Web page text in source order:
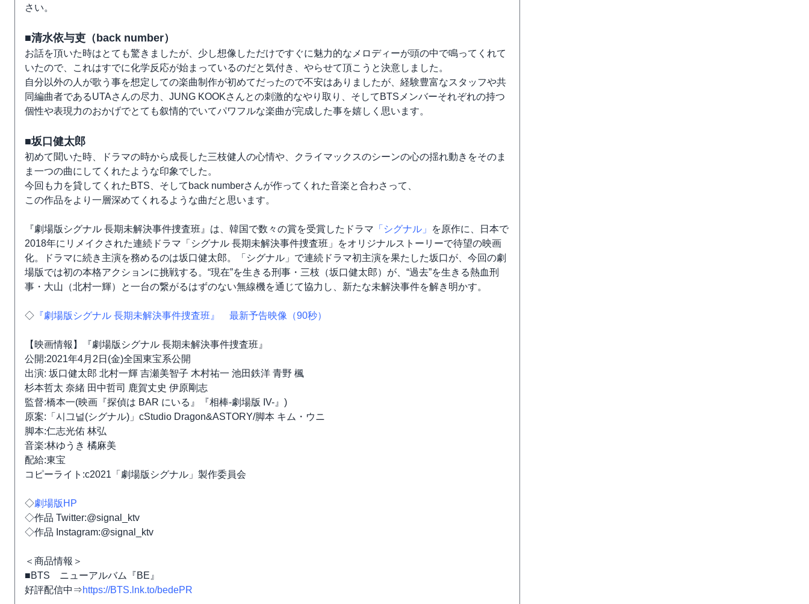
さい。
■清水依与吏（back number）
お話を頂いた時はとても驚きましたが、少し想像しただけですぐに魅力的なメロディーが頭の中で鳴ってくれて
いたので、これはすでに化学反応が始まっているのだと気付き、やらせて頂こうと決意しました。
自分以外の人が歌う事を想定しての楽曲制作が初めてだったので不安はありましたが、経験豊富なスタッフや共
同編曲者であるUTAさんの尽力、JUNG KOOKさんとの刺激的なやり取り、そしてBTSメンバーそれぞれの持つ
個性や表現力のおかげでとても叙情的でいてパワフルな楽曲が完成した事を嬉しく思います。
■坂口健太郎
初めて聞いた時、ドラマの時から成長した三枝健人の心情や、クライマックスのシーンの心の揺れ動きをそのま
ま一つの曲にしてくれたような印象でした。
今回も力を貸してくれたBTS、そしてback numberさんが作ってくれた音楽と合わさって、
この作品をより一層深めてくれるような曲だと思います。
『劇場版シグナル 長期未解決事件捜査班』は、韓国で数々の賞を受賞したドラマ 「シグナル」
を原作に、日本で
2018年にリメイクされた連続ドラマ「シグナル 長期未解決事件捜査班」をオリジナルストーリーで待望の映画
化。ドラマに続き主演を務めるのは坂口健太郎。「シグナル」で連続ドラマ初主演を果たした坂口が、今回の劇
場版では初の本格アクションに挑戦する。“現在”を生きる刑事・三枝（坂口健太郎）が、“過去”を生きる熱血刑
事・大山（北村一輝）と一台の繋がるはずのない無線機を通じて協力し、新たな未解決事件を解き明かす。
◇ 『劇場版シグナル 長期未解決事件捜査班』 最新予告映像（90秒）
【映画情報】『劇場版シグナル 長期未解決事件捜査班』
公開:2021年4月2日(金)全国東宝系公開
出演: 坂口健太郎 北村一輝 吉瀬美智子 木村祐一 池田鉄洋 青野 楓
杉本哲太 奈緒 田中哲司 鹿賀丈史 伊原剛志
監督:橋本一(映画『探偵は BAR にいる』『相棒-劇場版 IV-』)
原案:「시그널(シグナル)」cStudio Dragon&ASTORY/脚本 キム・ウニ
脚本:仁志光佑 林弘
音楽:林ゆうき 橘麻美
配給:東宝
コピーライト:c2021「劇場版シグナル」製作委員会
◇劇場版HP
◇作品 Twitter:@signal_ktv
◇作品 Instagram:@signal_ktv
＜商品情報＞
■BTS ニューアルバム『BE』
好評配信中⇒https://BTS.lnk.to/bedePR